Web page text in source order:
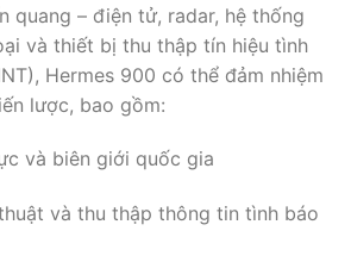
quang – điện tử, radar, hệ thống
và thiết bị thu thập tín hiệu tình
Hermes 900 có thể đảm nhiệm
lược, bao gồm:
và biên giới quốc gia
và thu thập thông tin tình báo